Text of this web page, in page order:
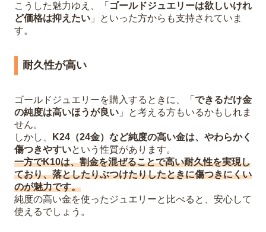
こうした魅力ゆえ、「 ゴールドジュエリーは欲しいけれ
ど価格は抑えたい 」といった方からも支持されていま
す。
耐久性が高い
ゴールドジュエリーを購入するときに、「 できるだけ金
の純度は高いほうが良い 」と考える方もいるかもしれま
せん。
しかし、
K24（24金）など純度の高い金は、やわらかく
傷つきやすいという性質があります。
一方でK10は、割金を混ぜることで高い耐久性を実現し
ており、落としたりぶつけたりしたときに傷つきにくい
のが魅力です。
純度の高い金を使ったジュエリーと比べると、安心して
使えるでしょう。